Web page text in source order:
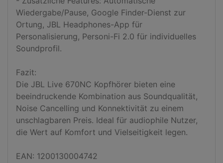
Wiedergabe/Pause, Google Finder-Dienst zur
Ortung, JBL Headphones-App für
Personalisierung, Personi-Fi 2.0 für individuelles
Soundprofil.
Fazit:
Die JBL Live 670NC Kopfhörer bieten eine
beeindruckende Kombination aus Soundqualität,
Noise Cancelling und Konnektivität zu einem
unschlagbaren Preis. Ideal für audiophile Nutzer,
die Wert auf Komfort und Vielseitigkeit legen.
EAN: 1200130004742